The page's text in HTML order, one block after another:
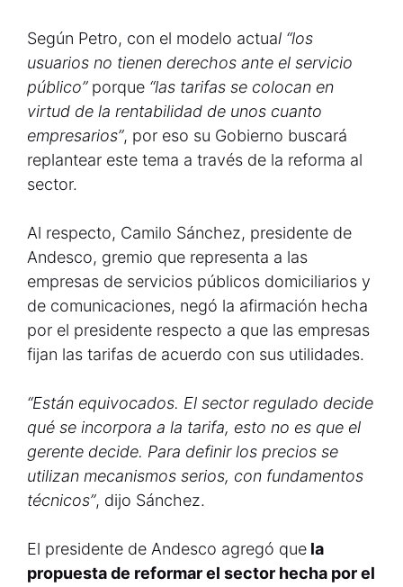
Según Petro, con el modelo actual “los
usuarios no tienen derechos ante el servicio
público”porque “las tarifas se colocan en
virtud de la rentabilidad de unos cuanto
empresarios”, por eso su Gobierno buscará
replantear este tema a través de la reforma al
sector.
Al respecto, Camilo Sánchez, presidente de
Andesco, gremio que representa a las
empresas de servicios públicos domiciliarios y
de comunicaciones, negó la afirmación hecha
por el presidente respecto a que las empresas
fijan las tarifas de acuerdo con sus utilidades.
“Están equivocados. El sector regulado decide
qué se incorpora a la tarifa, esto no es que el
gerente decide. Para definir los precios se
utilizan mecanismos serios, con fundamentos
técnicos”, dijo Sánchez.
El presidente de Andesco agregó que la
propuesta de reformar el sector hecha por el